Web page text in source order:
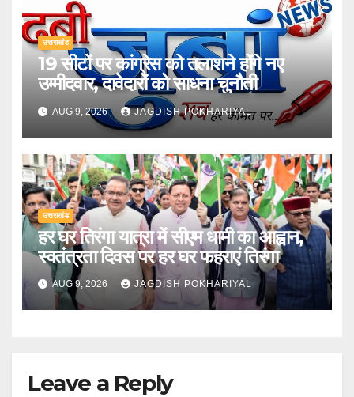
उत्तराखंड
19 सीटों पर कांग्रेस को तलाशने होंगे नए
उम्मीदवार, दावेदारों को साधना चुनौती
AUG 9, 2026 JAGDISH POKHARIYAL
उत्तराखंड
हर घर तिरंगा यात्रा में सीएम धामी का आह्वान,
स्वतंत्रता दिवस पर हर घर फहराएं तिरंगा
AUG 9, 2026 JAGDISH POKHARIYAL
Leave a Reply